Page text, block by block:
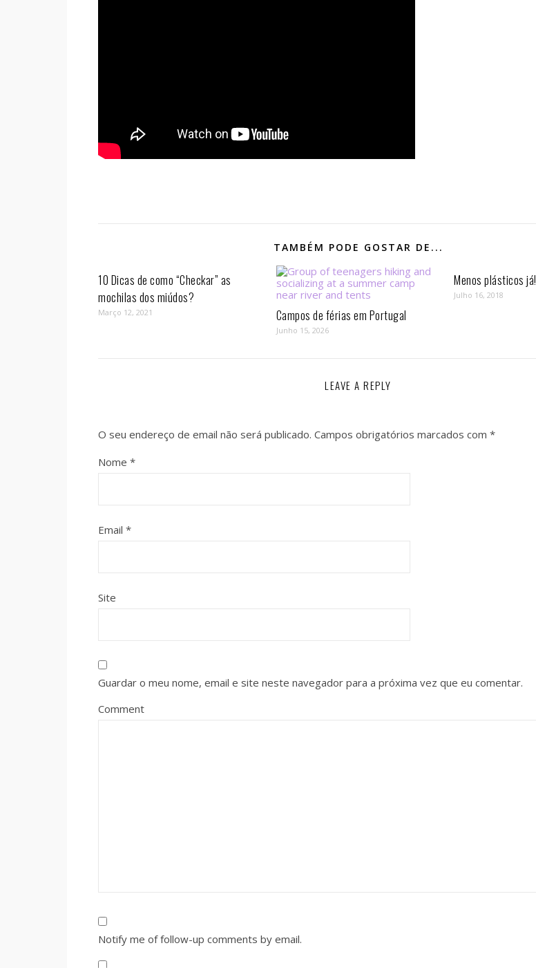
TAMBÉM PODE GOSTAR DE...
10 Dicas de como “Checkar” as
mochilas dos miúdos?
Março 12, 2021 Campos de férias em Portugal
Junho 15, 2026
Menos plásticos já!
Julho 16, 2018
LEAVE A REPLY
O seu endereço de email não será publicado. Campos obrigatórios marcados com *
Nome *
Email *
Site
Guardar o meu nome, email e site neste navegador para a próxima vez que eu comentar.
Comment
Notify me of follow-up comments by email.